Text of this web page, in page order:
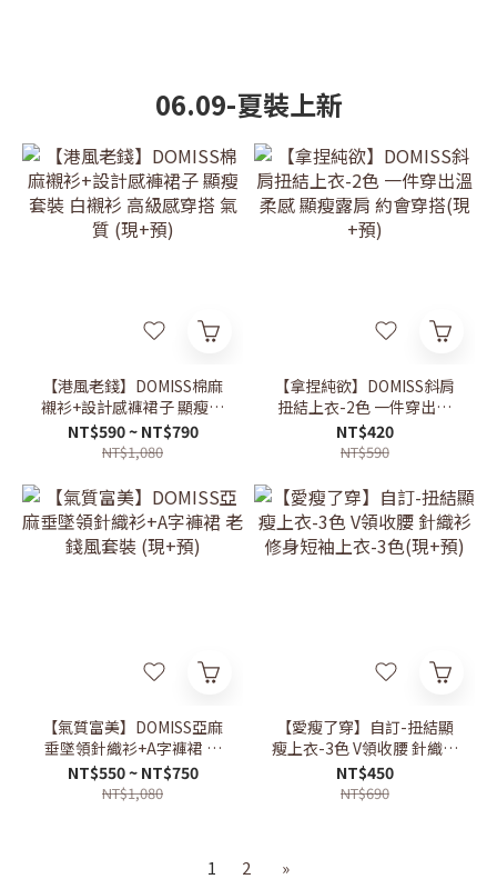
06.09-夏裝上新
【港風老錢】DOMISS棉麻
襯衫+設計感褲裙子 顯瘦套
裝 白襯衫 高級感穿搭 氣質
(現+預)
NT$590 ~ NT$790
NT$1,080
【拿捏純欲】DOMISS斜肩
扭結上衣-2色 一件穿出溫
柔感 顯瘦露肩 約會穿搭(現
+預)
NT$420
NT$590
【氣質富美】DOMISS亞麻
垂墜領針織衫+A字褲裙 老
錢風套裝 (現+預)
NT$550 ~ NT$750
NT$1,080
【愛瘦了穿】自訂-扭結顯
瘦上衣-3色 V領收腰 針織衫
修身短袖上衣-3色(現+預)
NT$450
NT$690
1 2 »